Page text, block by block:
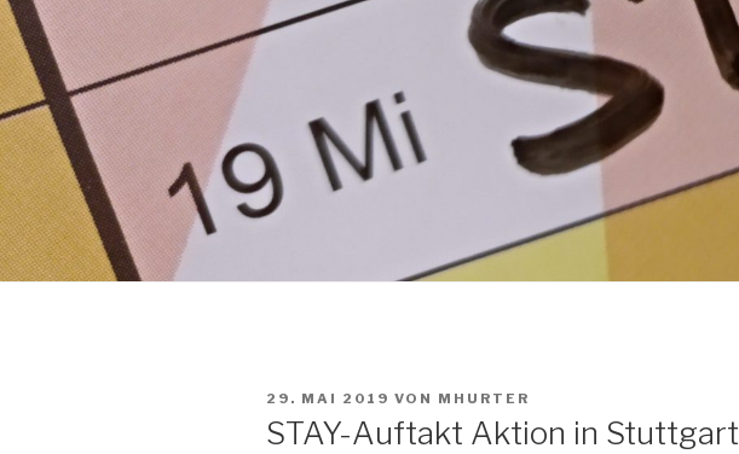
VERÖFFENTLICHT
AM
29. MAI 2019 VON MHURTER
STAY-Auftakt Aktion in Stuttgart